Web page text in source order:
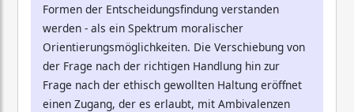
Formen der Entscheidungsfindung verstanden
werden - als ein Spektrum moralischer
Orientierungsmöglichkeiten. Die Verschiebung von
der Frage nach der richtigen Handlung hin zur
Frage nach der ethisch gewollten Haltung eröffnet
einen Zugang, der es erlaubt, mit Ambivalenzen